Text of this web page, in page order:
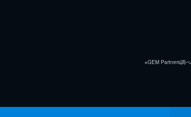
※GEM Partners調